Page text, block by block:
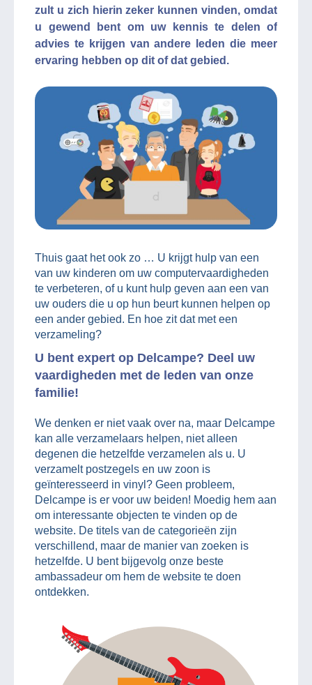
zult u zich hierin zeker kunnen vinden, omdat
u gewend bent om uw kennis te delen of
advies te krijgen van andere leden die meer
ervaring hebben op dit of dat gebied.
Thuis gaat het ook zo … U krijgt hulp van een
van uw kinderen om uw computervaardigheden
te verbeteren, of u kunt hulp geven aan een van
uw ouders die u op hun beurt kunnen helpen op
een ander gebied. En hoe zit dat met een
verzameling?
U bent expert op Delcampe? Deel uw
vaardigheden met de leden van onze
familie!
We denken er niet vaak over na, maar Delcampe
kan alle verzamelaars helpen, niet alleen
degenen die hetzelfde verzamelen als u. U
verzamelt postzegels en uw zoon is
geïnteresseerd in vinyl? Geen probleem,
Delcampe is er voor uw beiden! Moedig hem aan
om interessante objecten te vinden op de
website. De titels van de categorieën zijn
verschillend, maar de manier van zoeken is
hetzelfde. U bent bijgevolg onze beste
ambassadeur om hem de website te doen
ontdekken.